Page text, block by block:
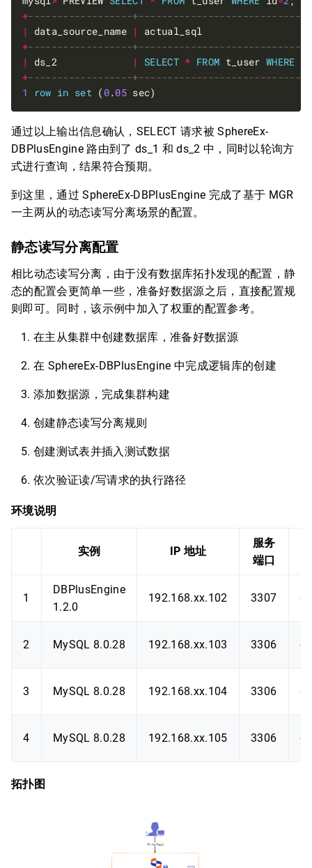
+
|
data_source_name |
+
|
ds_2 | SELECT * FROM t_user WHERE
+
1
row in set ( 0.05
通过以上输出信息确认，SELECT 请求被 SphereEx-
DBPlusEngine 路由到了 ds_1 和 ds_2 中，同时以轮询方
式进行查询，结果符合预期。
到这里，通过 SphereEx-DBPlusEngine 完成了基于 MGR
一主两从的动态读写分离场景的配置。
静态读写分离配置
相比动态读写分离，由于没有数据库拓扑发现的配置，静
态的配置会更简单一些，准备好数据源之后，直接配置规
则即可。同时，该示例中加入了权重的配置参考。
在主从集群中创建数据库，准备好数据源
在 SphereEx-DBPlusEngine 中完成逻辑库的创建
添加数据源，完成集群构建
创建静态读写分离规则
创建测试表并插入测试数据
依次验证读/写请求的执行路径
环境说明
实例 IP 地址
服务
端口
1
DBPlusEngine
1.2.0
192.168.xx.102 3307
2 MySQL 8.0.28 192.168.xx.103 3306
3 MySQL 8.0.28 192.168.xx.104 3306
4 MySQL 8.0.28 192.168.xx.105 3306
拓扑图